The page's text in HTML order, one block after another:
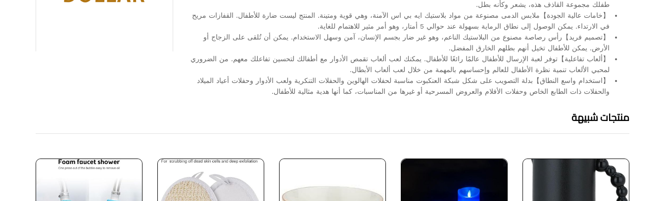
طفلك مجموعة القاذف هذه، يشعر وكأنه بطل.
【خامات عالية الجودة】ملابس الدمى مصنوعة من مواد بلاستيك ايه بي اس الآمنة، وهي قوية ومتينة. المنتج ليست ضارة للأطفال. القفازات مريح
في الارتداء. يمكن الوصول إلى نطاق الرماية بسهولة عند حوالي 5 أمتار، وهو أمر مثير للاهتمام للغاية.
【تصميم فريد】رأس رصاصة مصنوع من البلاستيك الناعم، وهو غير ضار بجسم الإنسان، آمن وسهل الاستخدام. يمكن أن تُلقى على الزجاج أو
الأرض. يمكن للأطفال تخيل أنهم بطلهم الخارق المفضل.
【ألعاب تفاعلية】توفر لعبة الإرسال للأطفال عالمًا رائعًا للأطفال. يمكنك لعب ألعاب تقمص الأدوار مع أطفالك لتحسين تفاعلك معهم. من الضروري
لمحبي الألعاب تنمية نظرة الأطفال للعالم وإحساسهم بالمهمة من خلال لعب ألعاب الأبطال.
【استخدام واسع النطاق】بدلة التصويب على شكل شبكة العنكبوت مناسبة لحفلات الهالوين والحفلات التنكرية ولعب الأدوار وحفلات أعياد الميلاد
والحفلات ذات الطابع الخاص وحفلات الأفلام والعروض المسرحية أو غيرها من المناسبات، كما أنها هدية مثالية للأطفال.
منتجات شبيهة